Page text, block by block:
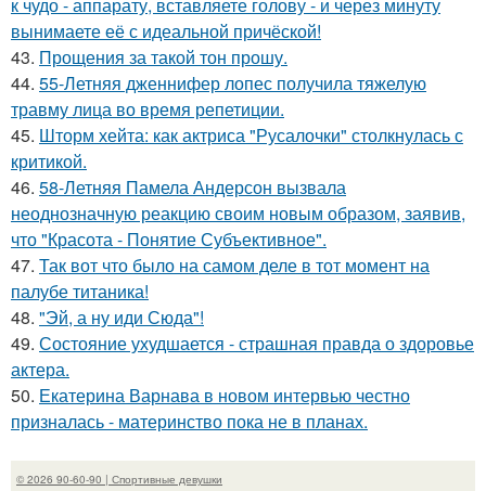
к чудо - аппарату, вставляете голову - и через минуту
вынимаете её с идеальной причёской!
43. Прощения за такой тон прошу.
44. 55-Летняя дженнифер лопес получила тяжелую
травму лица во время репетиции.
45. Шторм хейта: как актриса "Русалочки" столкнулась с
критикой.
46. 58-Летняя Памела Андерсон вызвала
неоднозначную реакцию своим новым образом, заявив,
что "Красота - Понятие Субъективное".
47. Так вот что было на самом деле в тот момент на
палубе титаника!
48. "Эй, а ну иди Сюда"!
49. Состояние ухудшается - страшная правда о здоровье
актера.
50. Екатерина Варнава в новом интервью честно
призналась - материнство пока не в планах.
© 2026 90-60-90 | Спортивные девушки